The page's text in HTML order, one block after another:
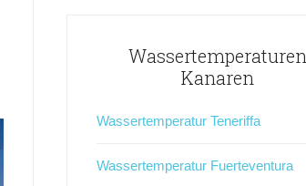
Wassertemperaturen
Kanaren
Wassertemperatur Teneriffa
Wassertemperatur Fuerteventura